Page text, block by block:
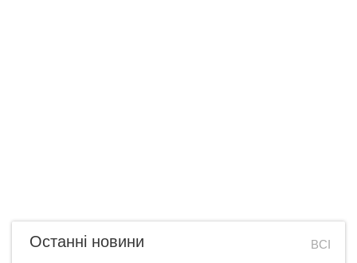
Останні новини ВСІ